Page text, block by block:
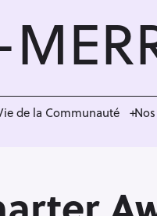
de la Communauté